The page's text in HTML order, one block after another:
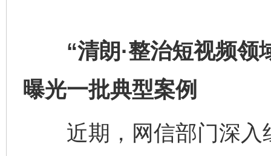
“清朗·整治短视频领
曝光一批典型案例
近期，网信部门深入